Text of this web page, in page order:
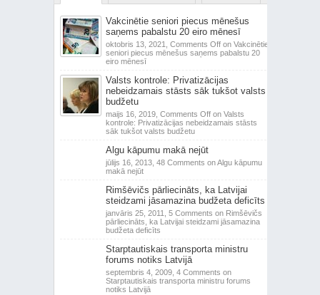
Vakcinētie seniori piecus mēnešus
saņems pabalstu 20 eiro mēnesī
oktobris 13, 2021, Comments Offon Vakcinētie
seniori piecus mēnešus saņems pabalstu 20
eiro mēnesī
Valsts kontrole: Privatizācijas
nebeidzamais stāsts sāk tukšot valsts
budžetu
maijs 16, 2019, Comments Offon Valsts
kontrole: Privatizācijas nebeidzamais stāsts
sāk tukšot valsts budžetu
Algu kāpumu makā nejūt
jūlijs 16, 2013, 48 Comments on Algu kāpumu
makā nejūt
Rimšēvičs pārliecināts, ka Latvijai
steidzami jāsamazina budžeta deficīts
janvāris 25, 2011, 5 Comments on Rimšēvičs
pārliecināts, ka Latvijai steidzami jāsamazina
budžeta deficīts
Starptautiskais transporta ministru
forums notiks Latvijā
septembris 4, 2009, 4 Comments on
Starptautiskais transporta ministru forums
notiks Latvijā